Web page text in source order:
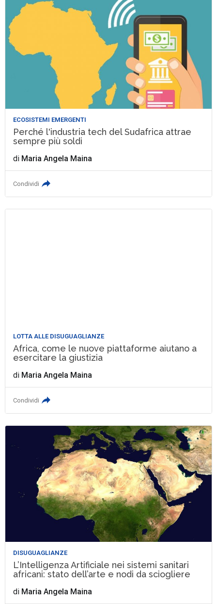
ECOSISTEMI EMERGENTI
Perché l'industria tech del Sudafrica attrae
sempre più soldi
di Maria Angela Maina
Condividi
LOTTA ALLE DISUGUAGLIANZE
Africa, come le nuove piattaforme aiutano a
esercitare la giustizia
di Maria Angela Maina
Condividi
DISUGUAGLIANZE
L’Intelligenza Artificiale nei sistemi sanitari
africani: stato dell’arte e nodi da sciogliere
di Maria Angela Maina